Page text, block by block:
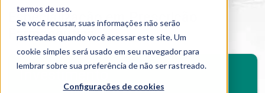
termos de uso.
Se você recusar, suas informações não serão
rastreadas quando você acessar este site. Um
cookie simples será usado em seu navegador para
lembrar sobre sua preferência de não ser rastreado.
Configurações de cookies
Especialização em Prescrição
Farmacêutica
Investimento
BENEFÍCIOS
Benefícios pós-graduação